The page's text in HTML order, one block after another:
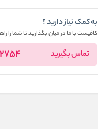
به کمک نیاز دارید ؟
کافیست با ما در میان بگذارید تا شما را
تماس بگیرید